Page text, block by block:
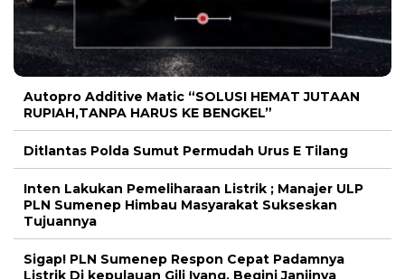
Autopro Additive Matic “SOLUSI HEMAT JUTAAN
RUPIAH,TANPA HARUS KE BENGKEL”
Ditlantas Polda Sumut Permudah Urus E Tilang
Inten Lakukan Pemeliharaan Listrik ; Manajer ULP
PLN Sumenep Himbau Masyarakat Sukseskan
Tujuannya
Sigap! PLN Sumenep Respon Cepat Padamnya
Listrik Di kepulauan Gili Iyang, Begini Janjinya